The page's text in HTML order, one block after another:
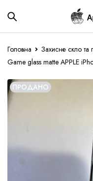
Головна Захисне скло та
Game glass matte APPLE
ПРОДАНО